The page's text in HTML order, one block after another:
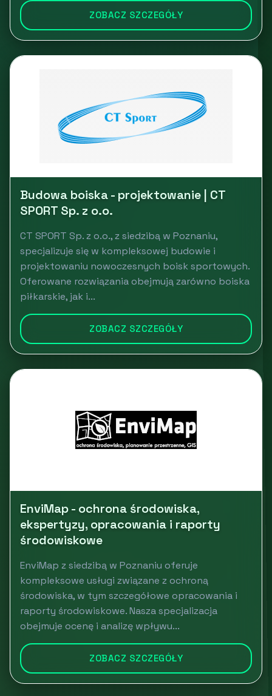
ZOBACZ SZCZEGÓŁY
Budowa boiska - projektowanie | CT
SPORT Sp. z o.o.
CT SPORT Sp. z o.o., z siedzibą w Poznaniu,
specjalizuje się w kompleksowej budowie i
projektowaniu nowoczesnych boisk sportowych.
Oferowane rozwiązania obejmują zarówno boiska
piłkarskie, jak i...
ZOBACZ SZCZEGÓŁY
EnviMap - ochrona środowiska,
ekspertyzy, opracowania i raporty
środowiskowe
EnviMap z siedzibą w Poznaniu oferuje
kompleksowe usługi związane z ochroną
środowiska, w tym szczegółowe opracowania i
raporty środowiskowe. Nasza specjalizacja
obejmuje ocenę i analizę wpływu...
ZOBACZ SZCZEGÓŁY